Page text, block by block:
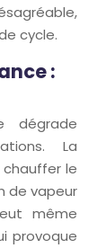
cycle.
:
dégrade
La
le
de vapeur
même
provoque